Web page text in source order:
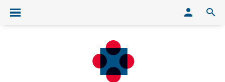
Ouvrir/fermer le menu